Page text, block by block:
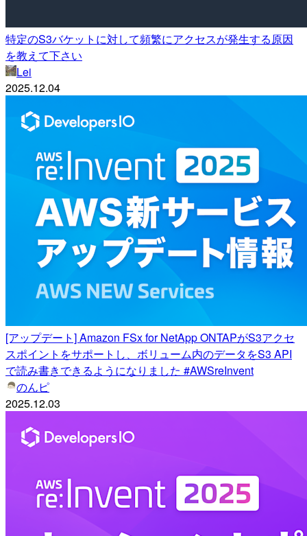
特定のS3バケットに対して頻繁にアクセスが発生する原因
を教えて下さい
Lei
2025.12.04
[アップデート] Amazon FSx for NetApp ONTAPがS3アクセ
スポイントをサポートし、ボリューム内のデータをS3 API
で読み書きできるようになりました #AWSreInvent
のんピ
2025.12.03